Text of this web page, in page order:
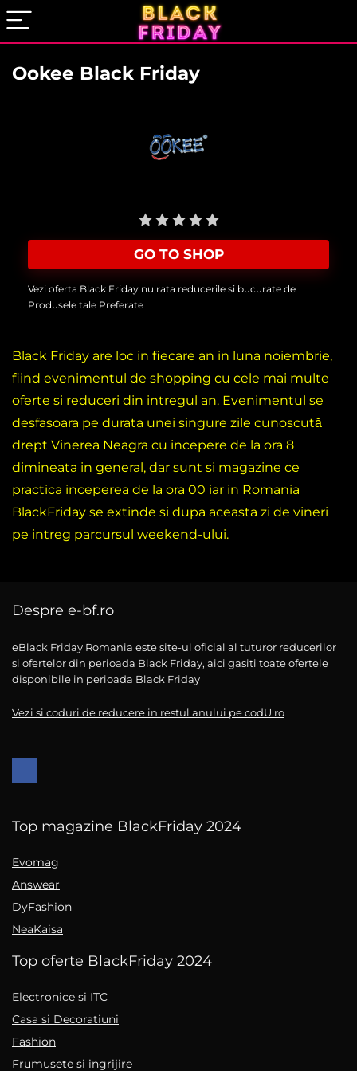
Ookee Black Friday
GO TO SHOP
Vezi oferta Black Friday nu rata reducerile si bucurate de
Produsele tale Preferate
Black Friday are loc in fiecare an in luna noiembrie,
fiind evenimentul de shopping cu cele mai multe
oferte si reduceri din intregul an. Evenimentul se
desfasoara pe durata unei singure zile cunoscută
drept Vinerea Neagra cu incepere de la ora 8
dimineata in general, dar sunt si magazine ce
practica inceperea de la ora 00 iar in Romania
BlackFriday se extinde si dupa aceasta zi de vineri
pe intreg parcursul weekend-ului.
Despre e-bf.ro
eBlack Friday Romania este site-ul oficial al tuturor reducerilor
si ofertelor din perioada Black Friday, aici gasiti toate ofertele
disponibile in perioada Black Friday
Vezi si coduri de reducere in restul anului pe codU.ro
Top magazine BlackFriday 2024
Evomag
Answear
DyFashion
NeaKaisa
Top oferte BlackFriday 2024
Electronice si ITC
Casa si Decoratiuni
Fashion
Frumusete si ingrijire